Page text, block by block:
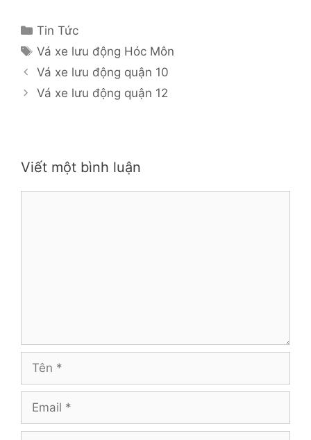
Danh
mục
Tin Tức
Thẻ
Vá xe lưu động Hóc Môn
Vá xe lưu động quận 10
Vá xe lưu động quận 12
Viết một bình luận